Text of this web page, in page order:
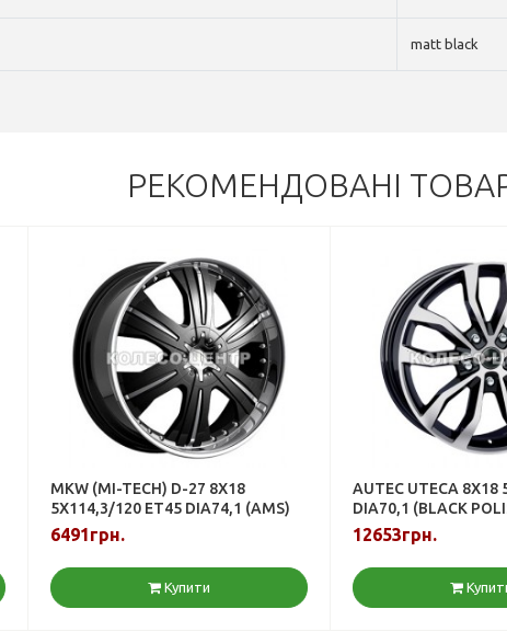
matt black
РЕКОМЕНДОВАНІ
MKW (MI-TECH) D-27 8X18
5X114,3/120 ET45 DIA74,1 (AMS)
6491грн.
Купити
AUTEC UTECA 8X18
DIA70,1 (BLACK
12653грн.